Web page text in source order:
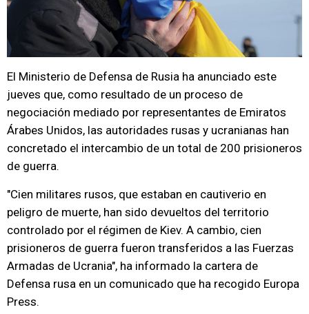
El Ministerio de Defensa de Rusia ha anunciado este
jueves que, como resultado de un proceso de
negociación mediado por representantes de Emiratos
Árabes Unidos, las autoridades rusas y ucranianas han
concretado el intercambio de un total de 200 prisioneros
de guerra.
"Cien militares rusos, que estaban en cautiverio en
peligro de muerte, han sido devueltos del territorio
controlado por el régimen de Kiev. A cambio, cien
prisioneros de guerra fueron transferidos a las Fuerzas
Armadas de Ucrania", ha informado la cartera de
Defensa rusa en un comunicado que ha recogido Europa
Press.